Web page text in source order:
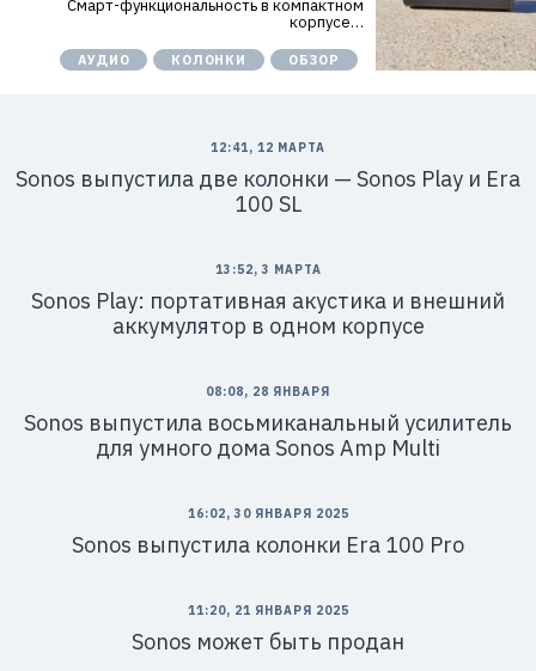
Смарт-функциональность в компактном
корпусе…
АУДИО КОЛОНКИ ОБЗОР
12:41, 12 МАРТА
Sonos выпустила две колонки — Sonos Play и Era
100 SL
13:52, 3 МАРТА
Sonos Play: портативная акустика и внешний
аккумулятор в одном корпусе
08:08, 28 ЯНВАРЯ
Sonos выпустила восьмиканальный усилитель
для умного дома Sonos Amp Multi
16:02, 30 ЯНВАРЯ 2025
Sonos выпустила колонки Era 100 Pro
11:20, 21 ЯНВАРЯ 2025
Sonos может быть продан